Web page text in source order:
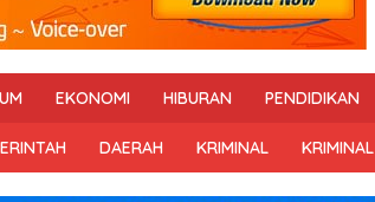
EKONOMI HIBURAN PENDIDIKAN
DAERAH KRIMINAL KRIMINAL